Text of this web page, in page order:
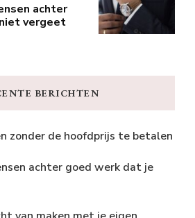
achter
vergeet
BERICHTEN
zonder de hoofdprijs te betalen
achter goed werk dat je